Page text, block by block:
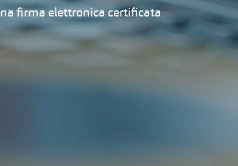
firma elettronica certificata